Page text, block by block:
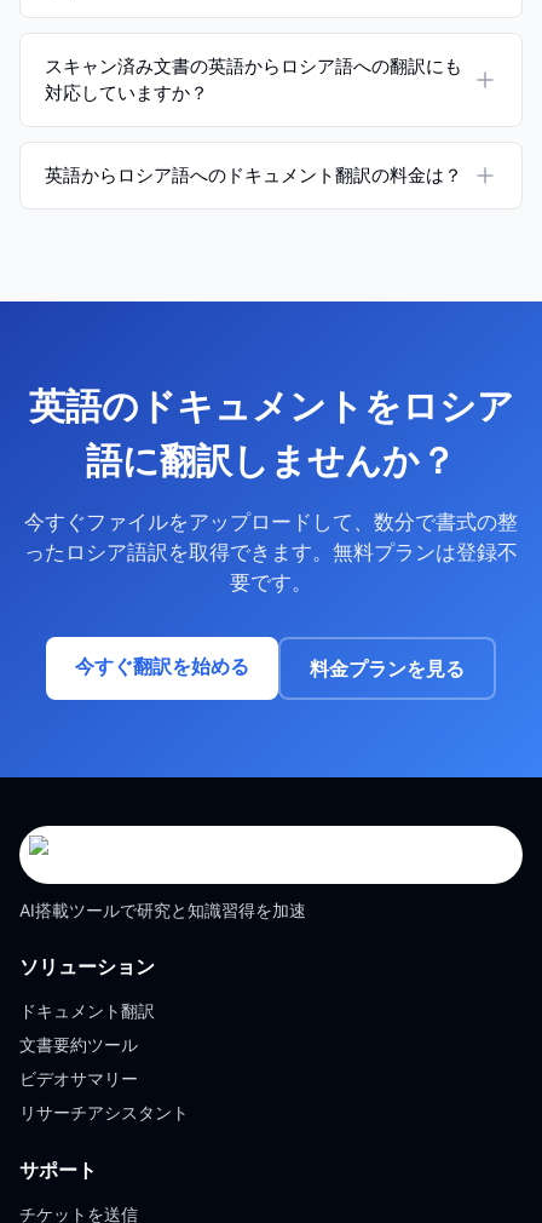
スキャン済み文書の英語からロシア語への翻訳にも
対応していますか？
英語からロシア語へのドキュメント翻訳の料金は？
英語のドキュメントをロシア
語に翻訳しませんか？
今すぐファイルをアップロードして、数分で書式の整
ったロシア語訳を取得できます。無料プランは登録不
要です。
今すぐ翻訳を始める 料金プランを見る
AI搭載ツールで研究と知識習得を加速
ソリューション
ドキュメント翻訳
文書要約ツール
ビデオサマリー
リサーチアシスタント
サポート
チケットを送信